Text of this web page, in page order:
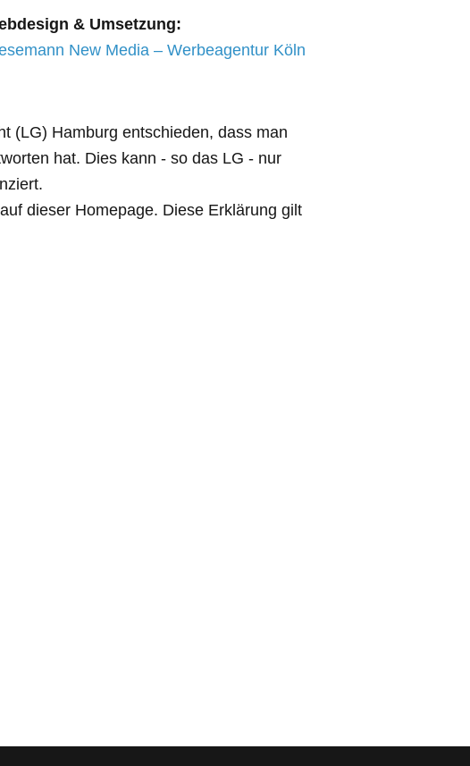
& Umsetzung:
New Media – Werbeagentur Köln
(LG) Hamburg entschieden, dass man
hat. Dies kann - so das LG - nur
dieser Homepage. Diese Erklärung gilt